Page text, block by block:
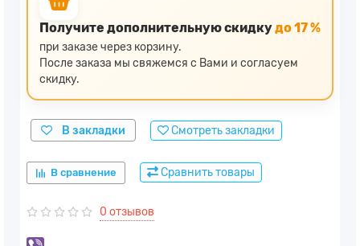
Получите дополнительную скидкудо 17 %
при заказе через корзину.
После заказа мы свяжемся с Вами и согласуем
скидку.
В закладки Смотреть закладки
В сравнение Сравнить товары
0 отзывов